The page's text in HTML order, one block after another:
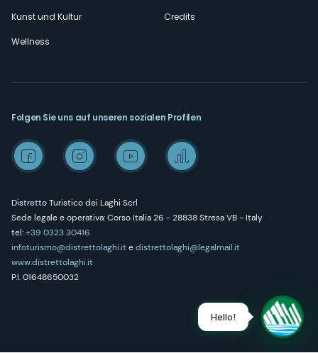
Kunst und Kultur
Wellness
Credits
Distretto Turistico dei Laghi Scrl
Sede legale e operativa: Corso Italia 26 - 28838 Stresa VB - Italy
tel:+39 0323 30416
infoturismo@distrettolaghi.itedistrettolaghi@legalmail.it
www.distrettolaghi.it
P.I. 01648650032
Folgen Sie uns auf unseren sozialen Profilen